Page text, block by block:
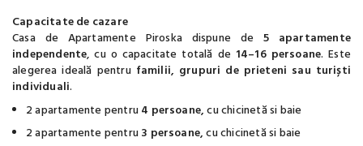
Capacitate de cazare
Casa de Apartamente Piroska dispune de 5 apartamente
independente, cu o capacitate totală de 14–16 persoane. Este
alegerea ideală pentru familii, grupuri de prieteni sau turiști
individuali.
2 apartamente pentru4 persoane,cu chicinetă si baie
2 apartamente pentru3 persoane,cu chicinetă si baie